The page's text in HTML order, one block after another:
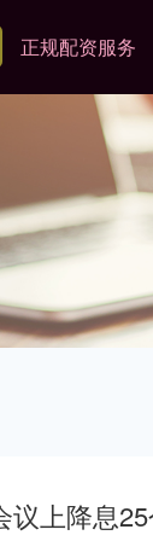
正规配资服务
上降息